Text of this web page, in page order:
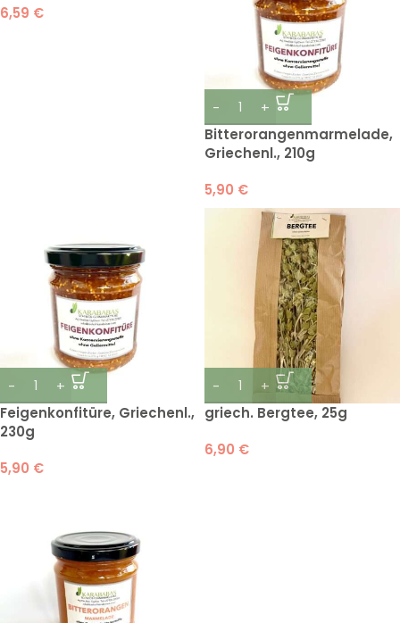
6,59 €
Bitterorangenmarmelade,
Griechenl., 210g
5,90 €
Feigenkonfitüre, Griechenl.,
230g
5,90 €
griech. Bergtee, 25g
6,90 €